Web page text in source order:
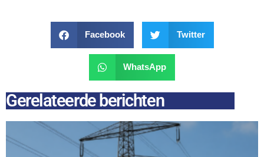
Facebook Twitter
WhatsApp
Gerelateerde berichten